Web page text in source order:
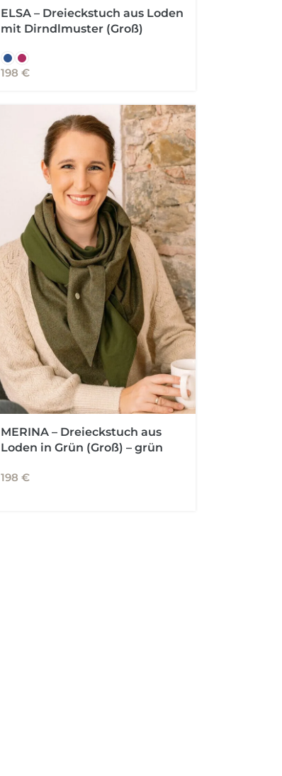
ELSA – Dreieckstuch aus Loden
mit Dirndlmuster (Groß)
198 €
MERINA – Dreieckstuch aus
Loden in Grün (Groß) – grün
198 €